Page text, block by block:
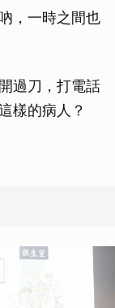
，一時之間也
過刀，打電話
樣的病人？